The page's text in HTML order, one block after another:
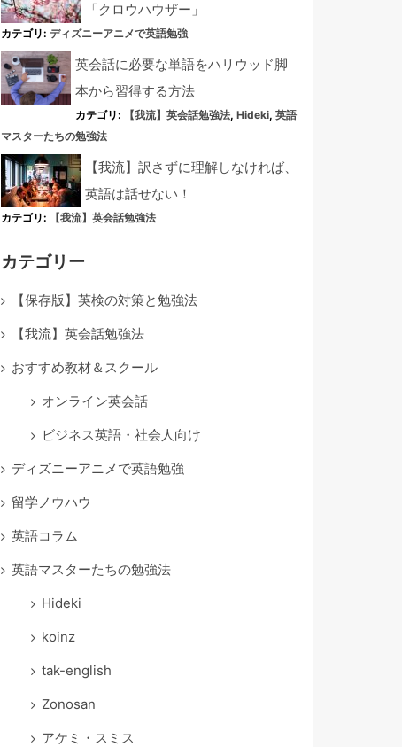
「クロウハウザー」
カテゴリ: ディズニーアニメで英語勉強
英会話に必要な単語をハリウッド脚
本から習得する方法
カテゴリ: 【我流】英会話勉強法, Hideki, 英語
マスターたちの勉強法
【我流】訳さずに理解しなければ、
英語は話せない！
カテゴリ: 【我流】英会話勉強法
カテゴリー
【保存版】英検の対策と勉強法
【我流】英会話勉強法
おすすめ教材＆スクール
オンライン英会話
ビジネス英語・社会人向け
ディズニーアニメで英語勉強
留学ノウハウ
英語コラム
英語マスターたちの勉強法
Hideki
koinz
tak-english
Zonosan
アケミ・スミス